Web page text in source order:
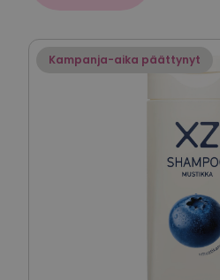
Kampanja-aika päättynyt